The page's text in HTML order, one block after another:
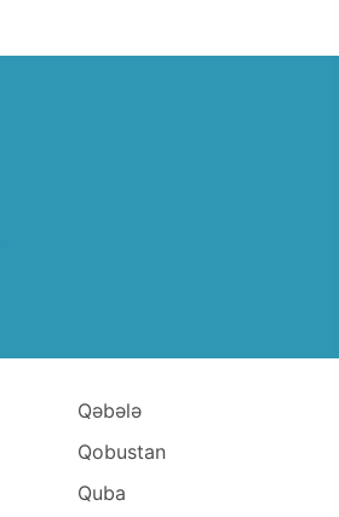
Qəbələ
Qobustan
Quba